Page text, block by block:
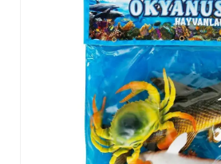
Eğitici Oyunlar
Bilimsel Setler